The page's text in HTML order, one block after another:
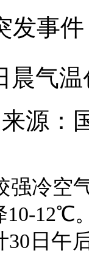
发事件
晨气
来源：
强冷空
12℃
30日午